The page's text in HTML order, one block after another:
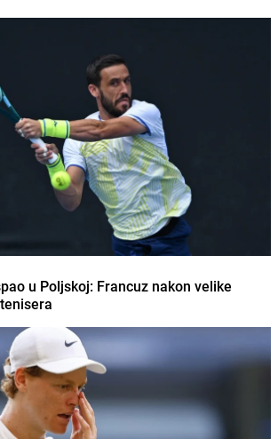
u Poljskoj: Francuz nakon velike